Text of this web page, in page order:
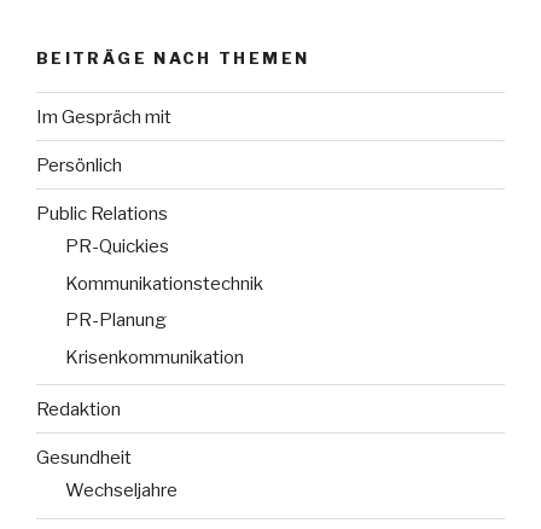
BEITRÄGE NACH THEMEN
Im Gespräch mit
Persönlich
Public Relations
PR-Quickies
Kommunikationstechnik
PR-Planung
Krisenkommunikation
Redaktion
Gesundheit
Wechseljahre